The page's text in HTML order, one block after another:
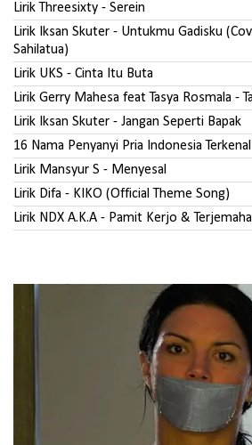
Lirik Threesixty - Serein
Lirik Iksan Skuter - Untukmu Gadisku
Sahilatua)
Lirik UKS - Cinta Itu Buta
Lirik Gerry Mahesa feat Tasya Rosmala -
Lirik Iksan Skuter - Jangan Seperti Bapak
16 Nama Penyanyi Pria Indonesia
Lirik Mansyur S - Menyesal
Lirik Difa - KIKO (Official Theme Song)
Lirik NDX A.K.A - Pamit Kerjo &